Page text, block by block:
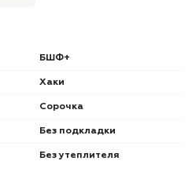
БШФ+
Хаки
Сорочка
Без подкладки
Без утеплителя